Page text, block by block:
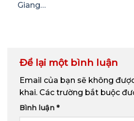
Giang…
Để lại một bình luận
Email của bạn sẽ không
khai. Các trường bắt buộc
Bình luận *